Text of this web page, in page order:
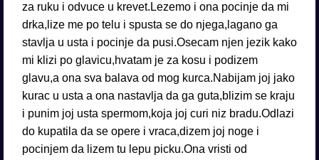
za ruku i odvuce u krevet.Lezemo i ona pocinje da mi
drka,lize me po telu i spusta se do njega,lagano ga
stavlja u usta i pocinje da pusi.Osecam njen jezik kako
mi klizi po glavicu,hvatam je za kosu i podizem
glavu,a ona sva balava od mog kurca.Nabijam joj jako
kurac u usta a ona nastavlja da ga guta,blizim se kraju
i punim joj usta spermom,koja joj curi niz bradu.Odlazi
do kupatila da se opere i vraca,dizem joj noge i
pocinjem da lizem tu lepu picku.Ona vristi od